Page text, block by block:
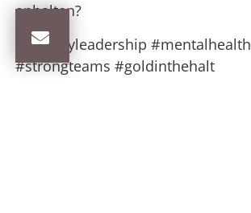
anhalten?
#healthyleadership #mentalhealth
#strongteams #goldinthehalt